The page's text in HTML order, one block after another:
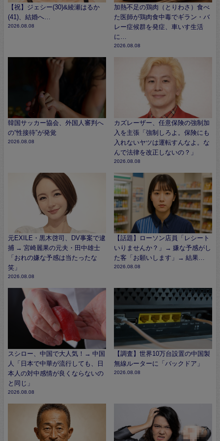
【祝】ジェシー(30)&綾瀬はるか
(41)、結婚へ…
2026.08.08
加熱不足の鶏肉（とりわさ）食べ
た医師が鶏肉食中毒でギラン・バ
レー症候群を発症、車いす生活
に…
2026.08.08
韓国サッカー協会、外国人審判へ
の“性接待”が発覚
2026.08.08
カズレーザー、任意保険の強制加
入を主張「強制しろよ。保険にも
入れないヤツは運転すんなよ。な
んで法律を改正しないの？」
2026.08.08
元EXILE・黒木啓司、DV事案で逮
捕 → 宮崎麗果の元夫・田中雄士
「おれの嫌な予感は当たったな
笑」
2026.08.08
【話題】ローソン店員「レシート
いりませんか？」→ 嫌な予感がし
た客「お願いします」→ 結果…
2026.08.08
スシロー、中国で大人気！→ 中国
人「日本で中華が流行しても、日
本人の対中感情が良くならないの
と同じ」
2026.08.08
【調査】世界10万台設置の中国製
無線ルーターに「バックドア」
2026.08.08